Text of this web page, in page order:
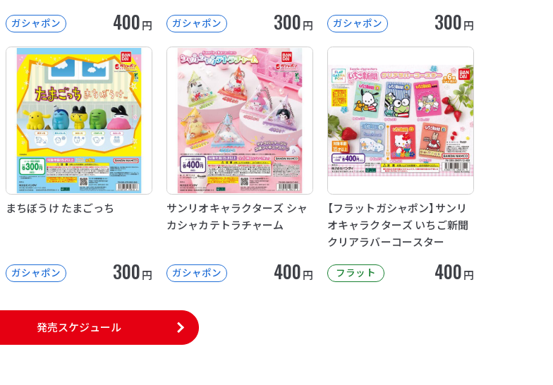
ガシャポン 400円 ガシャポン 300円 ガシャポン 300円
まちぼうけ たまごっち
ガシャポン 300円
サンリオキャラクターズ シャ
カシャカテトラチャーム
ガシャポン 400円
【フラットガシャポン】サンリ
オキャラクターズ いちご新聞
クリアラバーコースター
フラット 400円
発売スケジュール